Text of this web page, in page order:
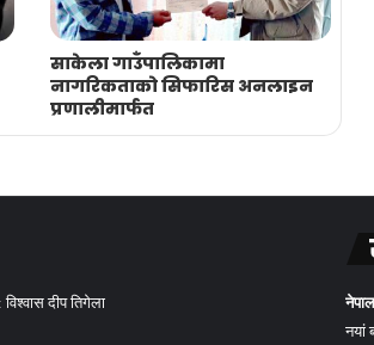
साकेला गाउँपालिकामा
नागरिकताको सिफारिस अनलाइन
प्रणालीमार्फत
: विश्वास दीप तिगेला
नयां